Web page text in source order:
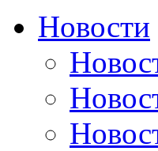
Новости